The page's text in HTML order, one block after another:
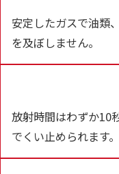
安定したガスで油類
を及ぼしません。
放射時間はわずか10
でくい止められます。